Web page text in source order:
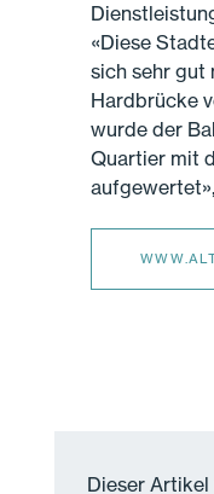
«Diese
sich sehr gut
Hardbrücke
wurde der
Quartier mit
Dieser